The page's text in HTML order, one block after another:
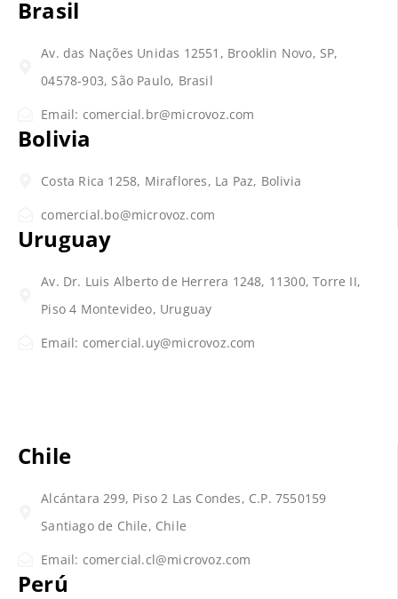
Brasil
Av. das Nações Unidas 12551, Brooklin Novo, SP,
04578-903, São Paulo, Brasil
Email: comercial.br@microvoz.com
Bolivia
Costa Rica 1258, Miraflores, La Paz, Bolivia
comercial.bo@microvoz.com
Uruguay
Av. Dr. Luis Alberto de Herrera 1248, 11300, Torre II,
Piso 4 Montevideo, Uruguay
Email: comercial.uy@microvoz.com
Chile
Alcántara 299, Piso 2 Las Condes, C.P. 7550159
Santiago de Chile, Chile
Email: comercial.cl@microvoz.com
Perú